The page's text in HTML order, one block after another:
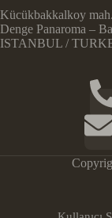
Kücükbakkalkoy
Denge Panaroma –
ISTANBUL /